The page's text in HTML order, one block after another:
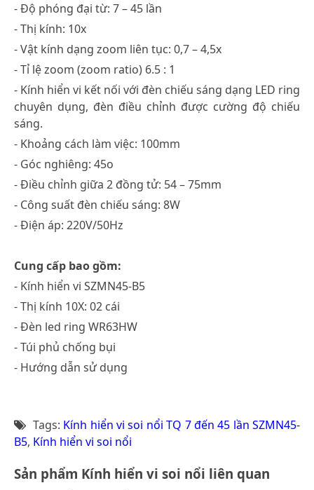
- Độ phóng đại từ: 7 – 45 lần
- Thị kính: 10x
- Vật kính dạng zoom liên tục: 0,7 – 4,5x
- Tỉ lệ zoom (zoom ratio) 6.5 : 1
- Kính hiển vi kết nối với đèn chiếu sáng dạng LED ring
chuyên dụng, đèn điều chỉnh được cường độ chiếu
sáng.
- Khoảng cách làm việc: 100mm
- Góc nghiêng: 45o
- Điều chỉnh giữa 2 đồng tử: 54 – 75mm
- Công suất đèn chiếu sáng: 8W
- Điện áp: 220V/50Hz
Cung cấp bao gồm:
- Kính hiển vi SZMN45-B5
- Thị kính 10X: 02 cái
- Đèn led ring WR63HW
- Túi phủ chống bụi
- Hướng dẫn sử dụng
Tags: Kính hiển vi soi nổi TQ 7 đến 45 lần SZMN45-
B5, Kính hiển vi soi nổi
Sản phẩm Kính hiển vi soi nổi liên quan